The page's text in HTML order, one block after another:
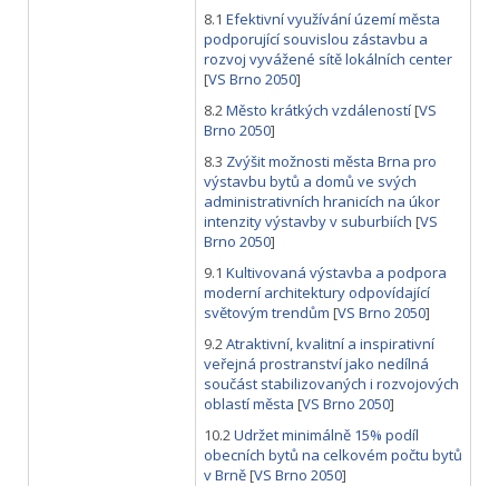
8.1 Efektivní využívání území města
podporující souvislou zástavbu a
rozvoj vyvážené sítě lokálních center
[VS Brno 2050]
8.2Město krátkých vzdáleností[VS
Brno 2050]
8.3 Zvýšit možnosti města Brna pro
výstavbu bytů a domů ve svých
administrativních hranicích na úkor
intenzity výstavby v suburbiích [VS
Brno 2050]
9.1 Kultivovaná výstavba a podpora
moderní architektury odpovídající
světovým trendům [VS Brno 2050]
9.2Atraktivní, kvalitní a inspirativní
veřejná prostranství jako nedílná
součást stabilizovaných i rozvojových
oblastí města [VS Brno 2050]
10.2Udržet minimálně 15% podíl
obecních bytů na celkovém počtu bytů
v Brně[VS Brno 2050]